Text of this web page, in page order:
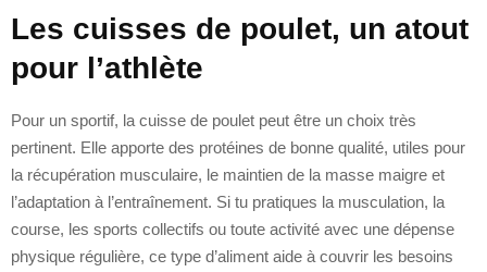
Les cuisses de poulet, un atout
pour l’athlète
Pour un sportif, la cuisse de poulet peut être un choix très
pertinent. Elle apporte des protéines de bonne qualité, utiles pour
la récupération musculaire, le maintien de la masse maigre et
l’adaptation à l’entraînement. Si tu pratiques la musculation, la
course, les sports collectifs ou toute activité avec une dépense
physique régulière, ce type d’aliment aide à couvrir les besoins